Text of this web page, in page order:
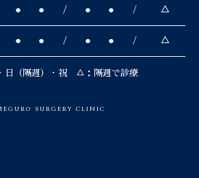
● ● / ● ● /
△
● ● / ● ● / △
日（隔週）・祝 △：隔週で診療
SURGERY CLINIC